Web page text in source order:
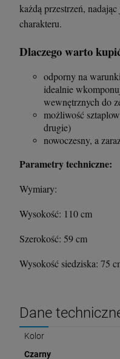
każdą przestrzeń,
charakteru.
Dlaczego warto
odporny na
idealnie
wewnętrznych do
możliwość
drugie)
nowoczesny, a
Parametry techniczne:
Wymiary:
Wysokość: 110 cm
Szerokość: 59 cm
Wysokość siedziska: 75
Dane
Kolor
Czarny